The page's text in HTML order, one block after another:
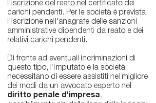
l'iscrizione del reato nel certificato dei
carichi pendenti. Per le società è prevista
l'iscrizione nell'anagrafe delle sanzioni
amministrative dipendenti da reato e dei
relativi carichi pendenti.
Di fronte ad eventuali incriminazioni di
questo tipo, l'imputato e la società
necessitano di essere assistiti nel migliore
dei modi da un avvocato esperto nel
diritto penale d'impresa,